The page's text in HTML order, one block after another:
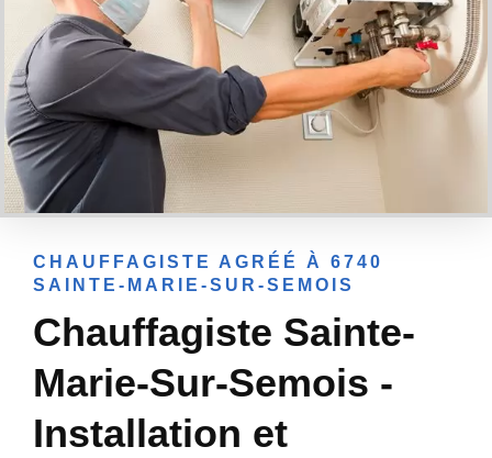
CHAUFFAGISTE AGRÉÉ À 6740
SAINTE-MARIE-SUR-SEMOIS
Chauffagiste Sainte-
Marie-Sur-Semois -
Installation et